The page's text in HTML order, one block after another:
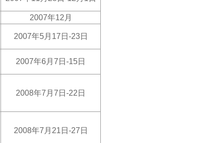
2007年12月
2007年5月17日-23日
2007年6月7日-15日
2008年7月7日-22日
2008年7月21日-27日